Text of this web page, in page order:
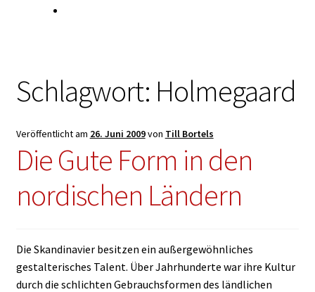
Glossar
Experten-Forum
Kontakt
Schlagwort: Holmegaard
Veröffentlicht am 26. Juni 2009von Till Bortels
Die Gute Form in den
nordischen Ländern
Die Skandinavier besitzen ein außergewöhnliches
gestalterisches Talent. Über Jahrhunderte war ihre Kultur
durch die schlichten Gebrauchsformen des ländlichen